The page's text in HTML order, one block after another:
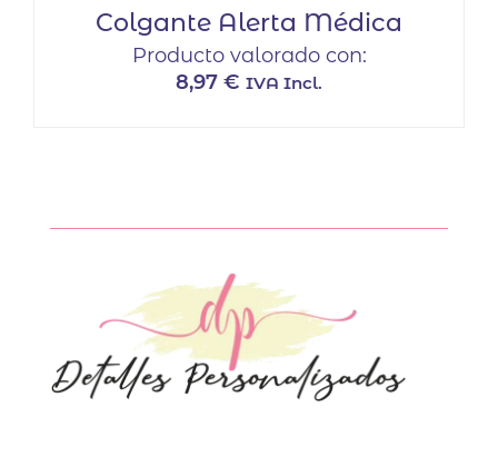
Colgante Alerta Médica
Producto valorado con:
8,97 € IVA Incl.